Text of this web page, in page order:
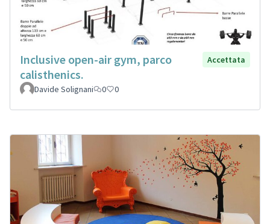
Inclusive open-air gym, parco
calisthenics.
Accettata
Davide Solignani 0 0